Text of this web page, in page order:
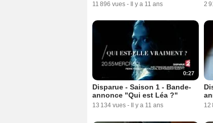
11 896 vues - Il y a 11 ans 2
0:27
Disparue - Saison 1 - Bande-
annonce "Qui est Léa ?"
13 134 vues - Il y a 11 ans 12